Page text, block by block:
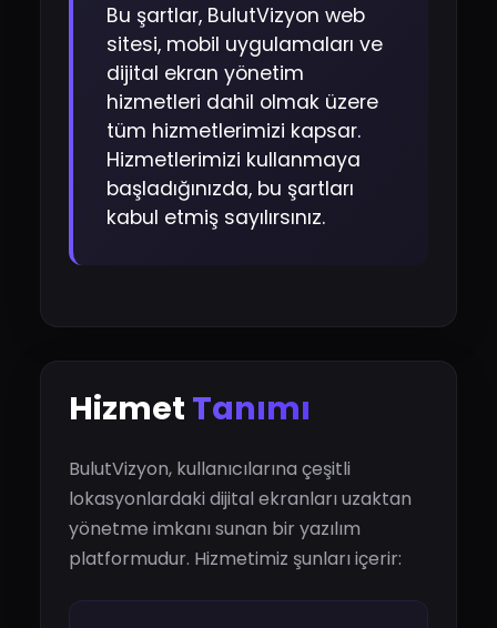
Bu şartlar, BulutVizyon web
sitesi, mobil uygulamaları ve
dijital ekran yönetim
hizmetleri dahil olmak üzere
tüm hizmetlerimizi kapsar.
Hizmetlerimizi kullanmaya
başladığınızda, bu şartları
kabul etmiş sayılırsınız.
Hizmet Tanımı
BulutVizyon, kullanıcılarına çeşitli
lokasyonlardaki dijital ekranları uzaktan
yönetme imkanı sunan bir yazılım
platformudur. Hizmetimiz şunları içerir: